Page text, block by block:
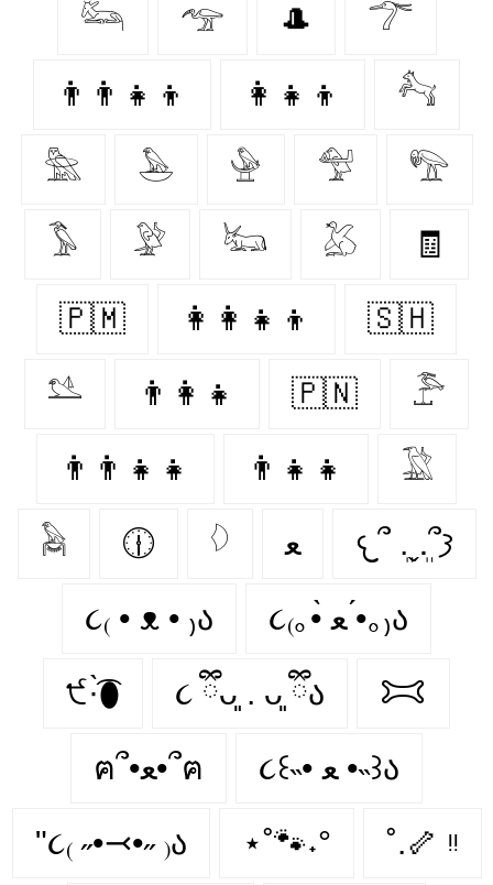
𓃛 𓅠 🎩 𓆀
👨‍👨‍👧‍👦 👩‍👧‍👦 𓃚
𓅗 𓅅 𓅈 𓅵 𓅟
𓅣 𓅶 𓃜 𓅷 🧾
🇵🇲 👩‍👩‍👧‍👦 🇸🇭
𓅎 👨‍👩‍👧 🇵🇳 𓅤
👨‍👨‍👧‍👧 👨‍👧‍👧 𓅁
𓅉 🕧 𓆠 ﻌ 𐔌՞ ܸ.ˬ.ܸ՞𐦯
૮₍ • ᴥ • ₎ა ૮₍｡•̀ ﻌ •́｡₎ა
੯·̀͡⬮ ૮ ྀིᴗ͈ . ᴗ͈ ྀིა 𐂯
ฅ՞•ﻌ•՞ฅ ૮꒰˵• ﻌ •˵꒱ა
"૮₍ ˶•⤙•˶ ₎ა ⋆˚🐾˖° ˚.🦴 ᵎᵎ